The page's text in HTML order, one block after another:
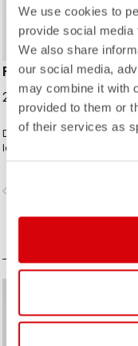
We use cookies to
provide social
We also share
our social media,
may combine it with
provided to them or
of their services as
FLY DIRECT JACKET
259,95 €
Diese warme Winterjacke
leichtem FLY-Design und
Bedingungen und lange